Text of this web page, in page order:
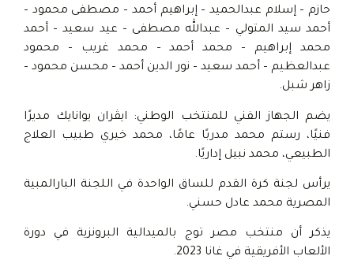
حازم – إسلام عبدالحميد – إبراهيم أحمد – مصطفى محمود –
أحمد سيد المتولي – عبدالله مصطفى – عيد سعيد – أحمد
محمد إبراهيم – محمد أحمد – محمد غريب – محمود
عبدالعظيم – أحمد سعيد – نور الدين أحمد – محسن محمود –
زاهر شبل.
يضم الجهاز الفني للمنتخب الوطني: ايڤران يوانايك مديرًا
فنيًا، رستم محمد مدربًا عامًا، محمد خيري طبيب العلاج
الطبيعي، محمد نبيل إداريًا.
يرأس لجنة كرة القدم للساق الواحدة في اللجنة البارالمبية
المصرية محمد عادل حسني.
يذكر أن منتخب مصر توج بالميدالية البرونزية في دورة
الألعاب الأفريقية في غانا 2023.